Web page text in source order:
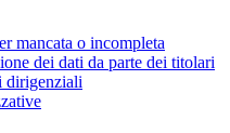
mancata o incompleta
dei dati da parte dei titolari
dirigenziali